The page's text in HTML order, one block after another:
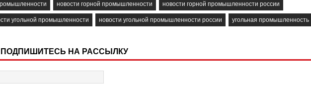
новости горной промышленности новости горной промышленности россии
угольной промышленности новости угольной промышленности россии угольная промышленность
НА РАССЫЛКУ